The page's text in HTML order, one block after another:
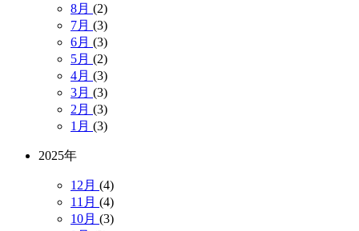
8月 (2)
7月 (3)
6月 (3)
5月 (2)
4月 (3)
3月 (3)
2月 (3)
1月 (3)
2025年
12月 (4)
11月 (4)
10月 (3)